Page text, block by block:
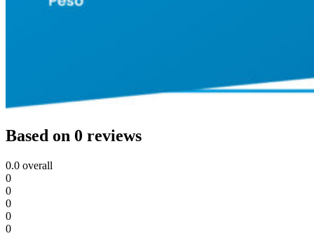
Based on 0 reviews
0.0 overall
0
0
0
0
0